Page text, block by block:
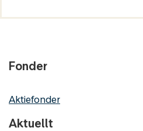
Fonder
Aktiefonder
Aktuellt